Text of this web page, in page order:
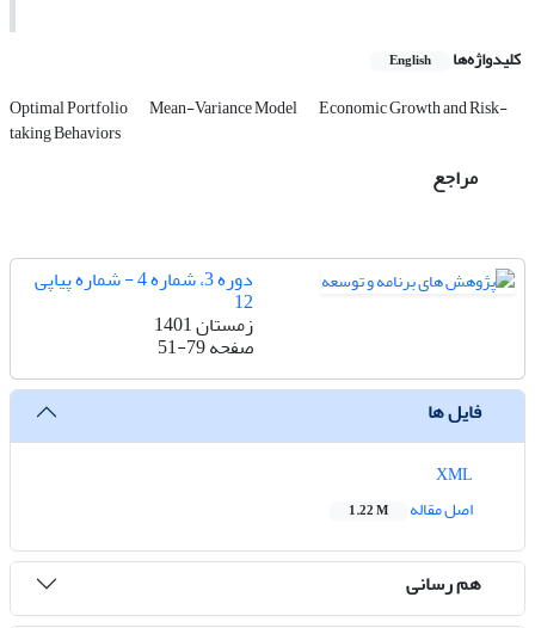
کلیدواژه‌ها English
Optimal Portfolio Mean-Variance Model Economic Growth and Risk-
taking Behaviors
مراجع
دوره 3، شماره 4 - شماره پیاپی
12
زمستان 1401
صفحه51-79
فایل ها
اصل مقاله
1.22 M
هم رسانی